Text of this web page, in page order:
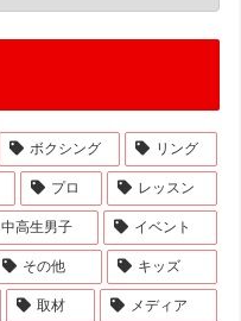
ボクシング リング
プロ レッスン
中高生男子 イベント
その他 キッズ
取材 メディア